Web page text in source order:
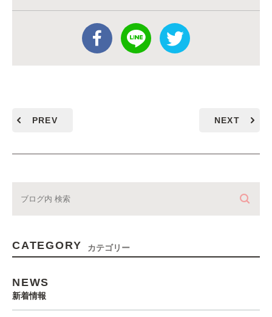
PREV NEXT
CATEGORY カテゴリー
NEWS
新着情報